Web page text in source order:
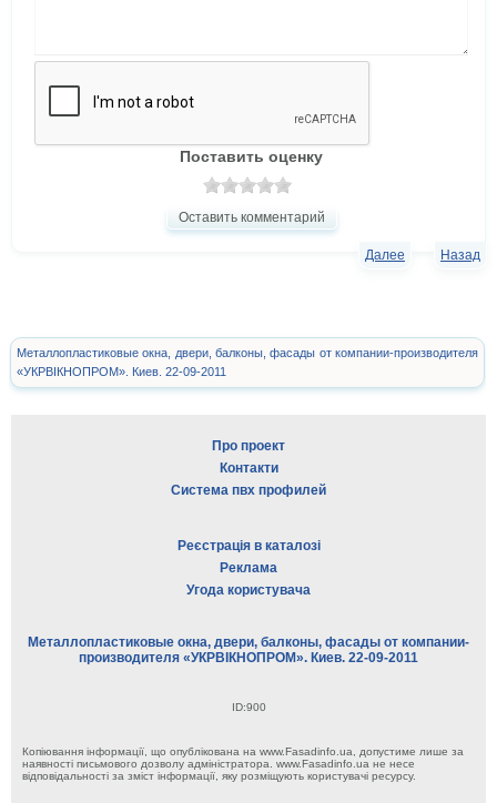
Поставить оценку
Оставить комментарий
Назад
Далее
Металлопластиковые окна, двери, балконы, фасады от компании-производителя
«УКРВIКНОПРОМ». Киев. 22-09-2011
Про проект
Контакти
Система пвх профилей
Реєстрація в каталозі
Реклама
Угода користувача
Металлопластиковые окна, двери, балконы, фасады от компании-
производителя «УКРВIКНОПРОМ». Киев. 22-09-2011
ID:900
Копіювання інформації, що опублікована на www.Fasadinfo.ua, допустиме лише за
наявності письмового дозволу адміністратора. www.Fasadinfo.ua не несе
відповідальності за зміст інформації, яку розміщують користувачі ресурсу.